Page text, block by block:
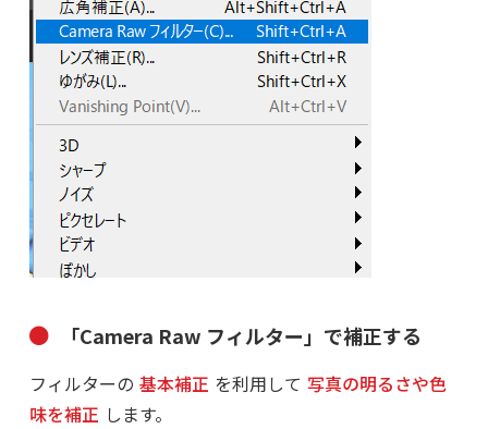
「Camera Raw フィルター」で補正する
フィルターの 基本補正 を利用して 写真の明るさや色
味を補正 します。